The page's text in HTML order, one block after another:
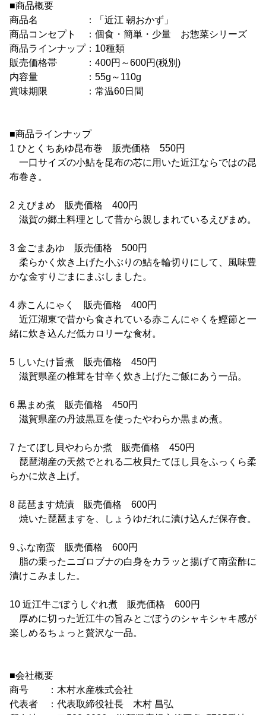
■商品概要
商品名 ：「近江 朝おかず」
商品コンセプト ：個食・簡単・少量 お惣菜シリーズ
商品ラインナップ：10種類
販売価格帯 ：400円～600円(税別)
内容量 ：55g～110g
賞味期限 ：常温60日間
■商品ラインナップ
1 ひとくちあゆ昆布巻 販売価格 550円
一口サイズの小鮎を昆布の芯に用いた近江ならではの昆
布巻き。
2 えびまめ 販売価格 400円
滋賀の郷土料理として昔から親しまれているえびまめ。
3 金ごまあゆ 販売価格 500円
柔らかく炊き上げた小ぶりの鮎を輪切りにして、風味豊
かな金すりごまにまぶしました。
4 赤こんにゃく 販売価格 400円
近江湖東で昔から食されている赤こんにゃくを鰹節と一
緒に炊き込んだ低カロリーな食材。
5 しいたけ旨煮 販売価格 450円
滋賀県産の椎茸を甘辛く炊き上げたご飯にあう一品。
6 黒まめ煮 販売価格 450円
滋賀県産の丹波黒豆を使ったやわらか黒まめ煮。
7 たてぼし貝やわらか煮 販売価格 450円
琵琶湖産の天然でとれる二枚貝たてほし貝をふっくら柔
らかに炊き上げ。
8 琵琶ます焼漬 販売価格 600円
焼いた琵琶ますを、しょうゆだれに漬け込んだ保存食。
9 ふな南蛮 販売価格 600円
脂の乗ったニゴロブナの白身をカラッと揚げて南蛮酢に
漬けこみました。
10 近江牛ごぼうしぐれ煮 販売価格 600円
厚めに切った近江牛の旨みとごぼうのシャキシャキ感が
楽しめるちょっと贅沢な一品。
■会社概要
商号 ：木村水産株式会社
代表者 ：代表取締役社長 木村 昌弘